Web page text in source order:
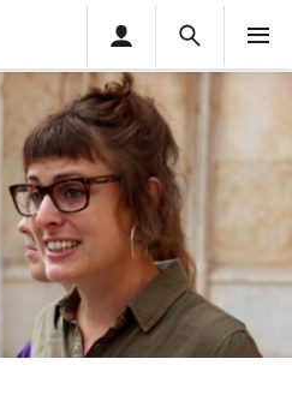
Cerca
privada